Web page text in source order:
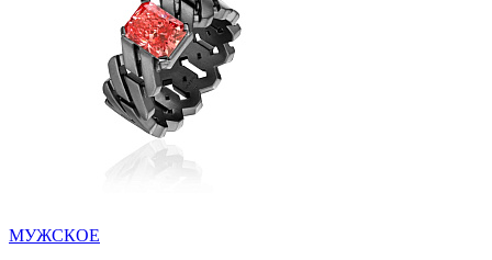
МУЖСКОЕ